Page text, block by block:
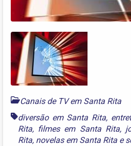
Canais de TV em Santa Rita
diversão em Santa Rita,
Rita, filmes em Santa Rita,
Rita, novelas em Santa Rita e